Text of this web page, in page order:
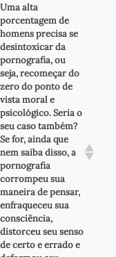
Uma alta
porcentagem de
homens precisa se
desintoxicar da
pornografia, ou
seja, recomeçar do
zero do ponto de
vista moral e
psicológico. Seria o
seu caso também?
Se for, ainda que
nem saiba disso, a
pornografia
corrompeu sua
maneira de pensar,
enfraqueceu sua
consciência,
distorceu seu senso
de certo e errado e